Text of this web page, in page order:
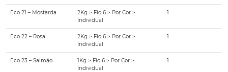
Eco 21 – Mostarda
2Kg > Fio 6 > Por Cor >
Individual
1
Eco 22 – Rosa
2Kg > Fio 6 > Por Cor >
Individual
1
Eco 23 – Salmão
1Kg > Fio 6 > Por Cor >
Individual
1